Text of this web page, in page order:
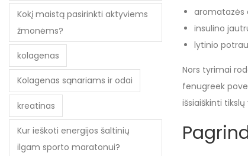
aromatazės
insulino
lytinio
Nors tyrimai
fenugreek
išsiaiškinti
Kokį maistą pasirinkti aktyviems
žmonėms?
kolagenas
Kolagenas sąnariams ir odai
kreatinas
Kur ieškoti energijos šaltinių
ilgam sporto maratonui?